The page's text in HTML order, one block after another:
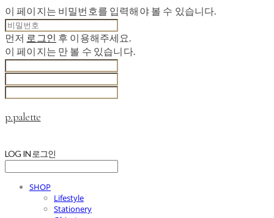
이 페이지는 비밀번호를 입력해야 볼 수 있습니다.
먼저 로그인 후 이용해주세요.
이 페이지는 만 볼 수 있습니다.
p.palette
LOG IN 로그인
SHOP
Lifestyle
Stationery